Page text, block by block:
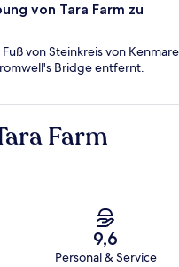
von Tara Farm zu
von Steinkreis von Kenmare
Bridge entfernt.
Farm
9,6
Personal & Service